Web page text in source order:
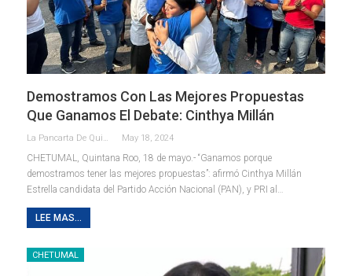
Demostramos Con Las Mejores Propuestas
Que Ganamos El Debate: Cinthya Millán
La Pancarta De Quintana Roo May 18, 2024
CHETUMAL, Quintana Roo, 18 de mayo.- “Ganamos porque
demostramos tener las mejores propuestas”: afirmó Cinthya Millán
Estrella candidata del Partido Acción Nacional (PAN), y PRI al …
LEE MAS...
CHETUMAL